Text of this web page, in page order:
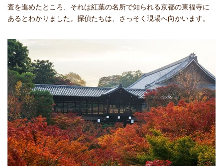
査を進めたところ、それは紅葉の名所で知られる京都の東福寺に
あるとわかりました。探偵たちは、さっそく現場へ向かいます。